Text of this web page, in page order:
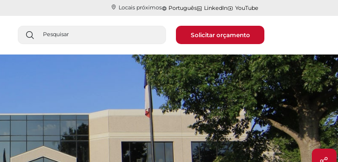
Locais próximos Português LinkedIn YouTube
Solicitar orçamento